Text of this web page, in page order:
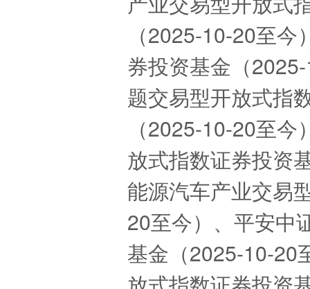
（2025-10-20至
券投资基金（
题交易型开放式指
（2025-10-20至
放式指数证券投资
能源汽车产业交易
20至今）、平安中
基金（2025-10-20